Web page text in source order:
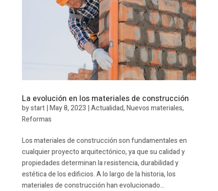
La evolución en los materiales de construcción
bystart|May 8, 2023 |Actualidad,Nuevos materiales,
Reformas
Los materiales de construcción son fundamentales en
cualquier proyecto arquitectónico, ya que su calidad y
propiedades determinan la resistencia, durabilidad y
estética de los edificios. A lo largo de la historia, los
materiales de construcción han evolucionado...